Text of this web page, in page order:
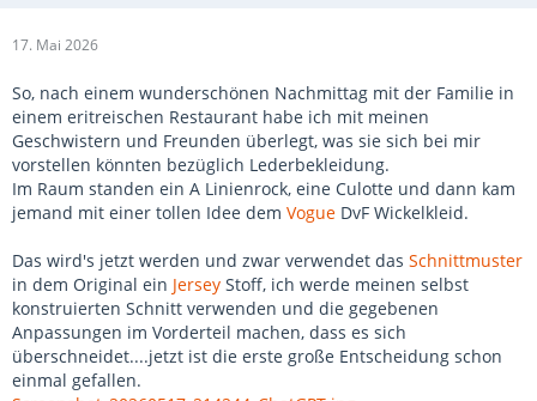
17. Mai 2026
So, nach einem wunderschönen Nachmittag mit der Familie in
einem eritreischen Restaurant habe ich mit meinen
Geschwistern und Freunden überlegt, was sie sich bei mir
vorstellen könnten bezüglich Lederbekleidung.
Im Raum standen ein A Linienrock, eine Culotte und dann kam
jemand mit einer tollen Idee dem Vogue DvF Wickelkleid.
Das wird's jetzt werden und zwar verwendet das Schnittmuster
in dem Original ein Jersey Stoff, ich werde meinen selbst
konstruierten Schnitt verwenden und die gegebenen
Anpassungen im Vorderteil machen, dass es sich
überschneidet....jetzt ist die erste große Entscheidung schon
einmal gefallen.